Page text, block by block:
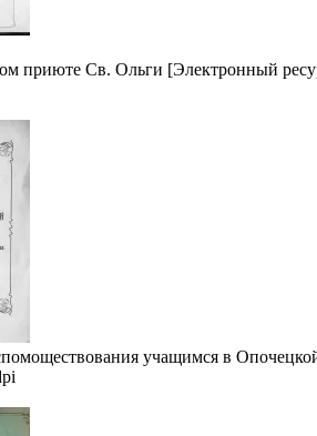
приюте Св. Ольги [Электронный
учащимся в